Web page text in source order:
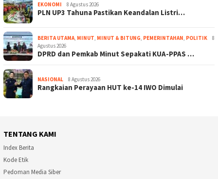
EKONOMI 8 Agustus 2026
PLN UP3 Tahuna Pastikan Keandalan Listri…
BERITA UTAMA MINUT MINUT & BITUNG PEMERINTAHAN POLITIK
8
Agustus 2026
DPRD dan Pemkab Minut Sepakati KUA-PPAS …
NASIONAL 8 Agustus 2026
Rangkaian Perayaan HUT ke-14 IWO Dimulai
TENTANG KAMI
Index Berita
Kode Etik
Pedoman Media Siber